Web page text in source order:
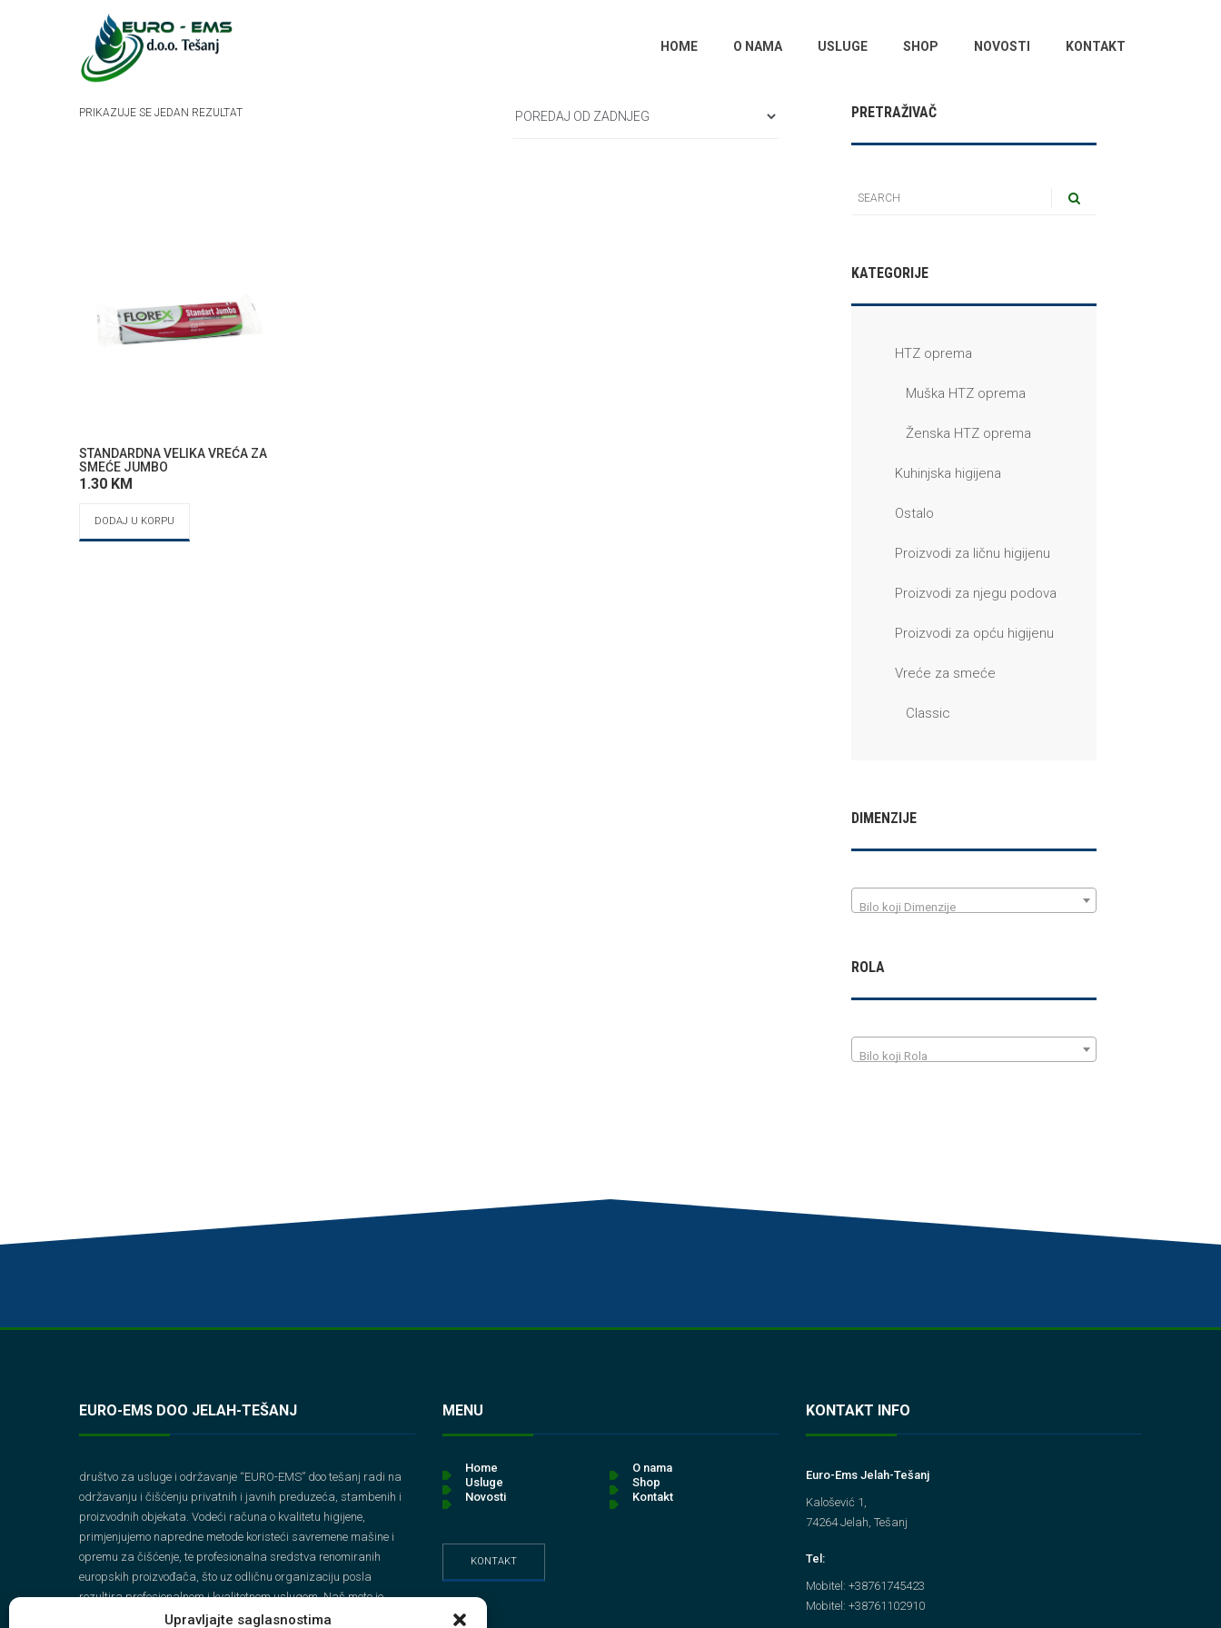
Upravljajte saglasnostima
HOME O NAMA USLUGE SHOP NOVOSTI KONTAKT
PRIKAZUJE SE JEDAN REZULTAT
STANDARDNA VELIKA VREĆA ZA
SMEĆE JUMBO
1.30 KM
DODAJ U KORPU
PRETRAŽIVAČ
KATEGORIJE
HTZ oprema
Muška HTZ oprema
Ženska HTZ oprema
Kuhinjska higijena
Ostalo
Proizvodi za ličnu higijenu
Proizvodi za njegu podova
Proizvodi za opću higijenu
Vreće za smeće
Classic
DIMENZIJE
Bilo koji Dimenzije
ROLA
Bilo koji Rola
EURO-EMS DOO JELAH-TEŠANJ
društvo za usluge i održavanje “EURO-EMS” doo tešanj radi na
održavanju i čišćenju privatnih i javnih preduzeća, stambenih i
proizvodnih objekata. Vodeći računa o kvalitetu higijene,
primjenjujemo napredne metode koristeći savremene mašine i
opremu za čišćenje, te profesionalna sredstva renomiranih
europskih proizvođača, što uz odličnu organizaciju posla
rezultira profesionalnom i kvalitetnom uslugom. Naš moto je
ODGOVORNO NAJBOLJI.
MENU
Home
O nama
Usluge
Shop
Novosti
Kontakt
KONTAKT
KONTAKT INFO
Euro-Ems Jelah-Tešanj
Kalošević 1,
74264 Jelah, Tešanj
Tel:
Mobitel: +38761745423
Mobitel: +38761102910